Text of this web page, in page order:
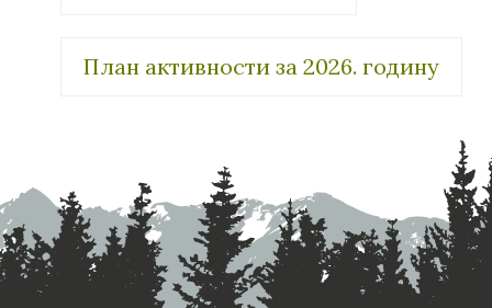
План активности за 2026. годину